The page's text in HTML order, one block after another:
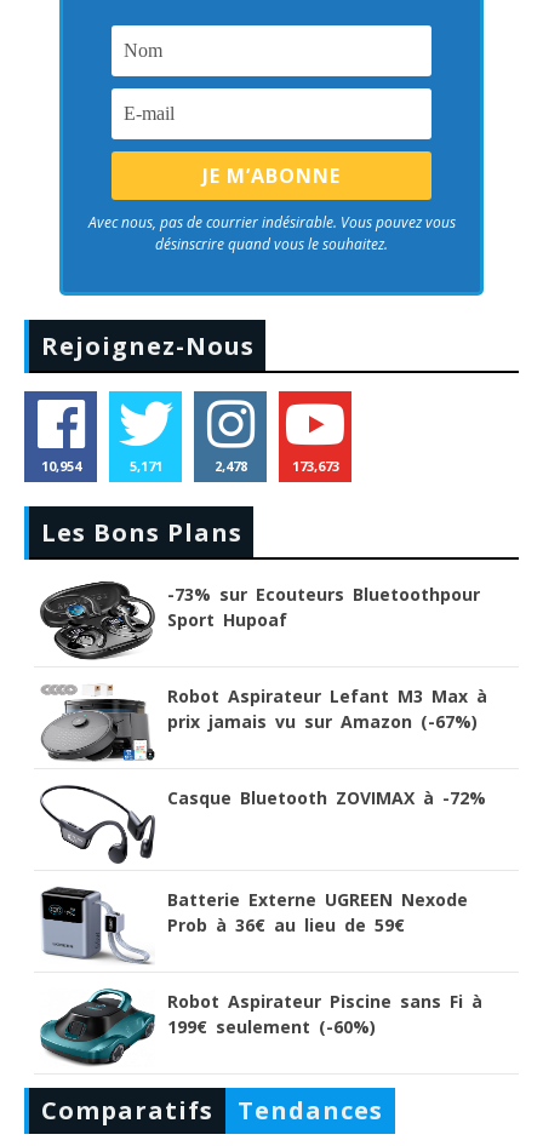
Avec nous, pas de courrier indésirable. Vous pouvez vous
désinscrire quand vous le souhaitez.
Rejoignez-Nous
10,954 5,171 2,478 173,673
Les Bons Plans
-73% sur Ecouteurs Bluetoothpour
Sport Hupoaf
Robot Aspirateur Lefant M3 Max à
prix jamais vu sur Amazon (-67%)
Casque Bluetooth ZOVIMAX à -72%
Batterie Externe UGREEN Nexode
Prob à 36€ au lieu de 59€
Robot Aspirateur Piscine sans Fi à
199€ seulement (-60%)
Comparatifs Tendances